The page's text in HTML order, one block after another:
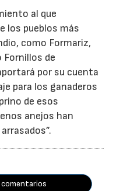
al que
los pueblos más
como Formariz,
Fornillos de
por su cuenta
para los ganaderos
de esos
anejos han